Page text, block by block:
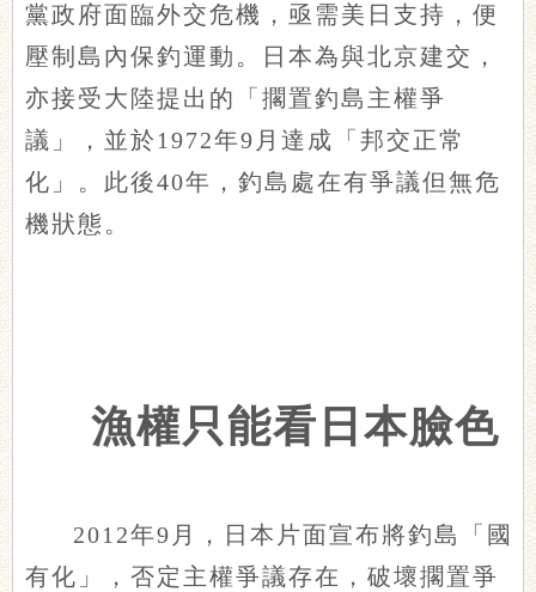
黨政府面臨外交危機，亟需美日支持，便
壓制島內保釣運動。日本為與北京建交，
亦接受大陸提出的「擱置釣島主權爭
議」，並於1972年9月達成「邦交正常
化」。此後40年，釣島處在有爭議但無危
機狀態。
漁權只能看日本臉色
2012年9月，日本片面宣布將釣島「國
有化」，否定主權爭議存在，破壞擱置爭